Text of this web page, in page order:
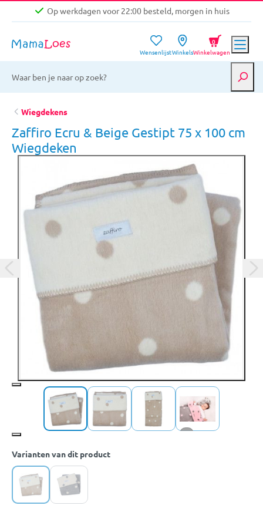
Op werkdagen voor 22:00 besteld, morgen in huis
Gratis verzending vanaf €39,-
Op werkdagen voor 22:00 besteld, morgen in huis
WensenlijstWinkelsWinkelwagen
0
Wiegdekens
Zaffiro Ecru & Beige Gestipt 75 x 100 cm
Wiegdeken
+1
Varianten van dit product